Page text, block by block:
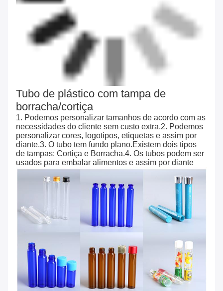
Tubo de plástico com tampa de
borracha/cortiça
1. Podemos personalizar tamanhos de acordo com as
necessidades do cliente sem custo extra.2. Podemos
personalizar cores, logotipos, etiquetas e assim por
diante.3. O tubo tem fundo plano.Existem dois tipos
de tampas: Cortiça e Borracha.4. Os tubos podem ser
usados ​​para embalar alimentos e assim por diante